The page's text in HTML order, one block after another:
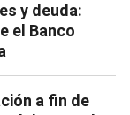
y deuda:
el Banco
a fin de